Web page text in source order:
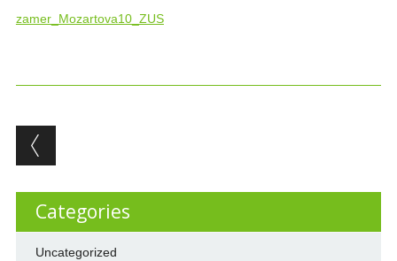
zamer_Mozartova10_ZUS
Post navigation
Categories
Uncategorized